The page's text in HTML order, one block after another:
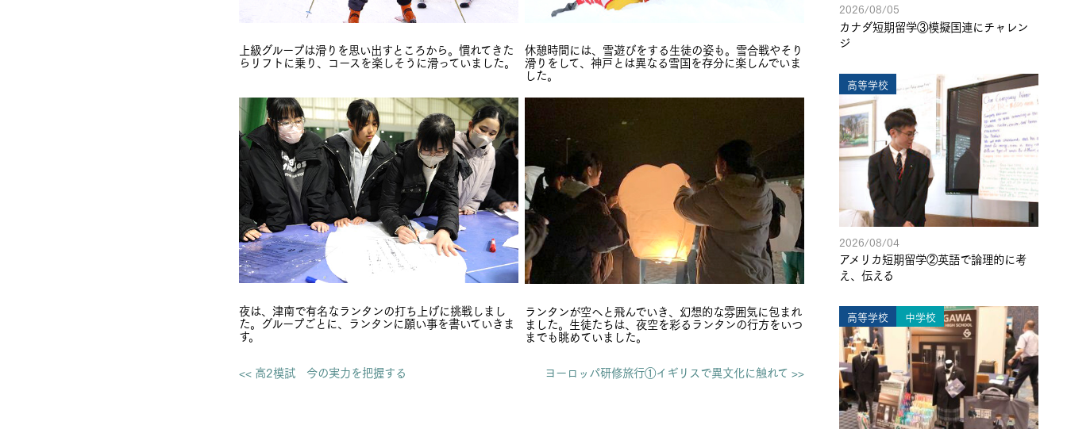
上級グループは滑りを思い出すところから。慣れてきた
らリフトに乗り、コースを楽しそうに滑っていました。
休憩時間には、雪遊びをする生徒の姿も。雪合戦やそり
滑りをして、神戸とは異なる雪国を存分に楽しんでいま
した。
夜は、津南で有名なランタンの打ち上げに挑戦しまし
た。グループごとに、ランタンに願い事を書いていきま
す。
ランタンが空へと飛んでいき、幻想的な雰囲気に包まれ
ました。生徒たちは、夜空を彩るランタンの行方をいつ
までも眺めていました。
<< 高2模試 今の実力を把握する
ヨーロッパ研修旅行①イギリスで異文化に触れて >>
2026/08/05
カナダ短期留学③模擬国連にチャレン
ジ
高等学校
2026/08/04
アメリカ短期留学②英語で論理的に考
え、伝える
高等学校 中学校